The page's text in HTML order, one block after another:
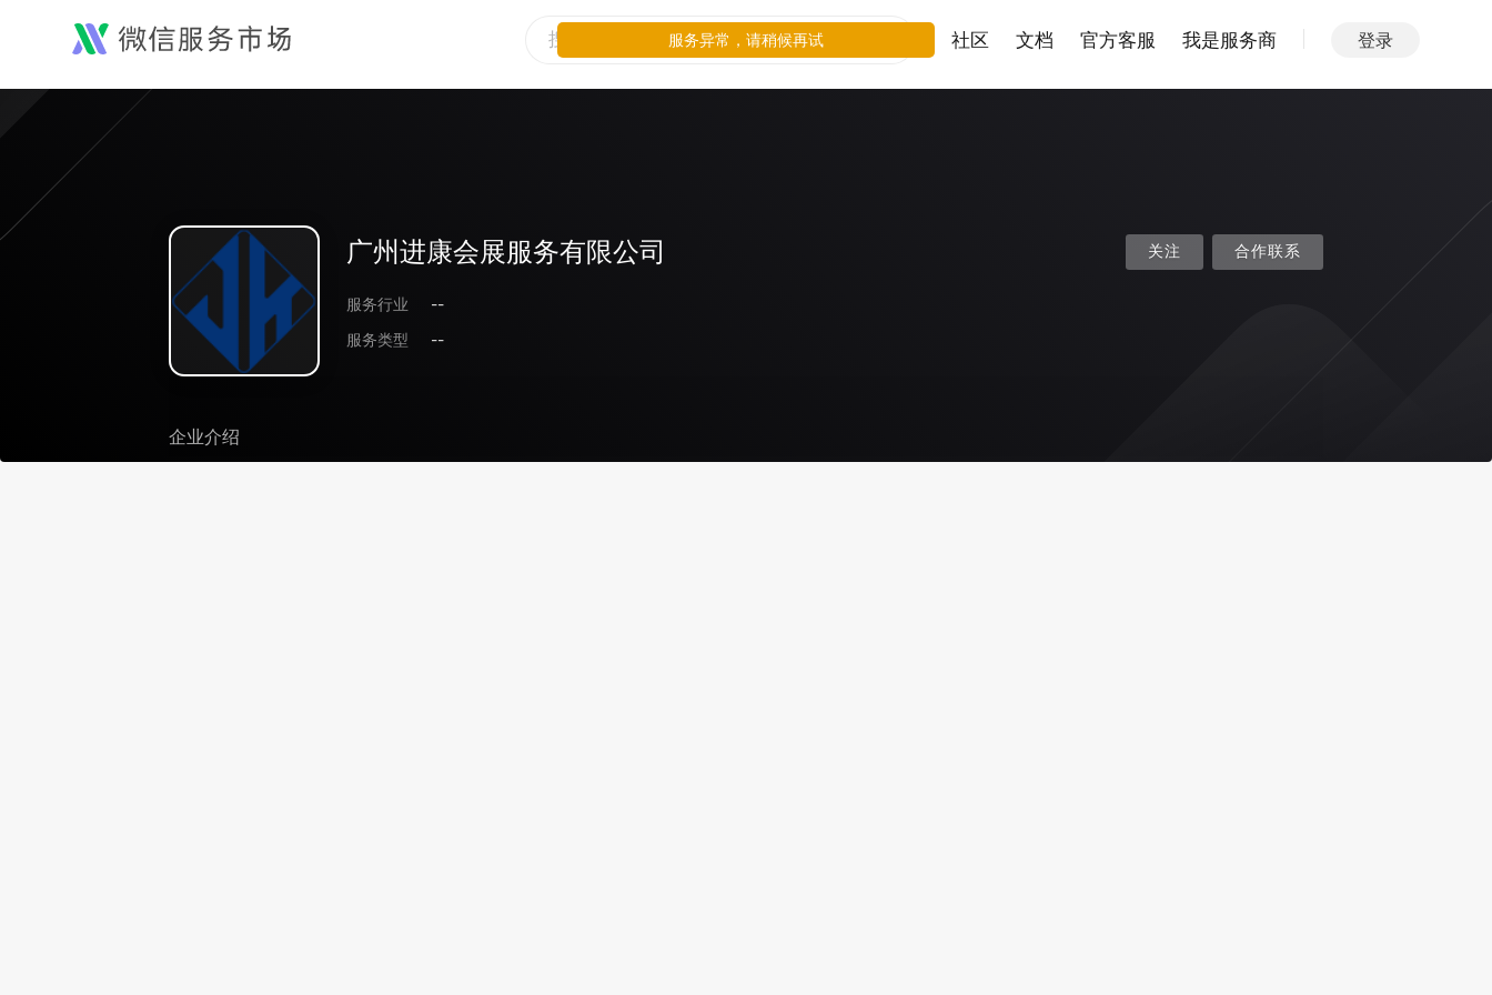
社区 文档 官方客服 我是服务商 登录
广州进康会展服务有限公司
服务行业
--
服务类型
--
关注 合作联系
企业介绍
服务异常，请稍候再试